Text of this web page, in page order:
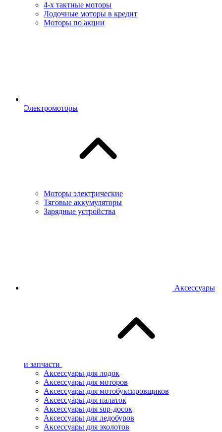
4-х тактные моторы
Лодочные моторы в кредит
Моторы по акции
Электромоторы
Моторы электрические
Тяговые аккумуляторы
Зарядные устройства
Аксессуары
и запчасти
Аксессуары для лодок
Аксессуары для моторов
Аксессуары для мотобуксировщиков
Аксессуары для палаток
Аксессуары для sup-досок
Аксессуары для ледобуров
Аксессуары для эхолотов